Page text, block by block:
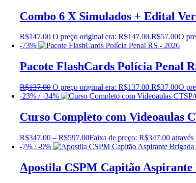
Combo 6 X Simulados + Edital
R$147.00 O preço original era: R$147.00.R$57.00O
-73%
Pacote FlashCards Polícia Penal
R$137.00 O preço original era: R$137.00.R$37.00O
-23% / -34%
Curso Completo com Videoaulas
R$347.00 – R$597.00Faixa de preço: R$347.00
-7% / -9%
Apostila CSPM Capitão